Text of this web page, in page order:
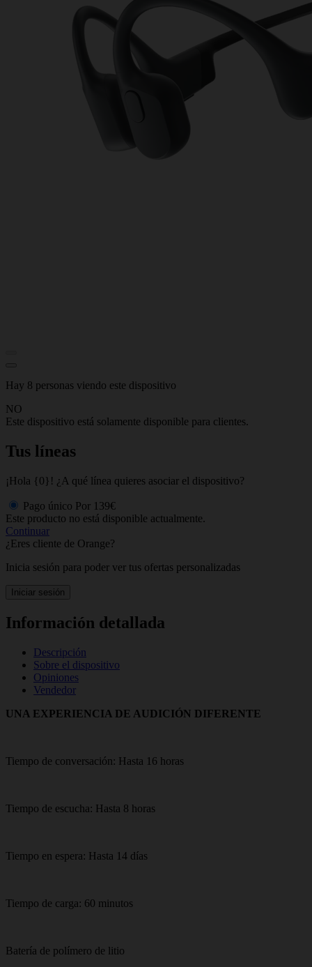
Hay 8 personas viendo este dispositivo
NO
Este dispositivo está solamente disponible para clientes.
Tus líneas
¡Hola {0}! ¿A qué línea quieres asociar el dispositivo?
Pago único Por 139€
Este producto no está disponible actualmente.
Continuar
¿Eres cliente de Orange?
Inicia sesión para poder ver tus ofertas personalizadas
Iniciar sesión
Información detallada
Descripción
Sobre el dispositivo
Opiniones
Vendedor
UNA EXPERIENCIA DE AUDICIÓN DIFERENTE
Tiempo de conversación: Hasta 16 horas
Tiempo de escucha: Hasta 8 horas
Tiempo en espera: Hasta 14 días
Tiempo de carga: 60 minutos
Batería de polímero de litio